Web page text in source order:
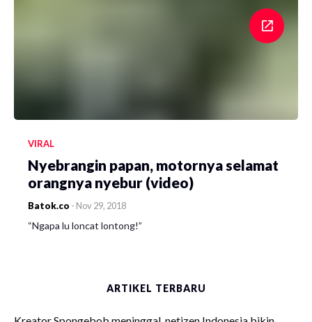
VIRAL
Nyebrangin papan, motornya selamat
orangnya nyebur (video)
Batok.co - Nov 29, 2018
“Ngapa lu loncat lontong!”
ARTIKEL TERBARU